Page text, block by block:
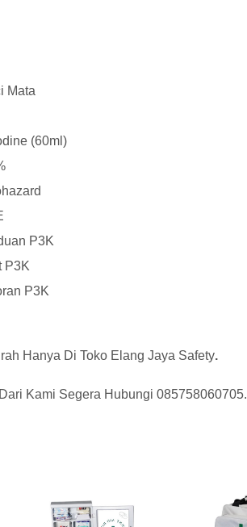
Mata
(60ml)
P3K
P3K
P3K
Hanya Di Toko Elang Jaya Safety.
Kami Segera Hubungi 085758060705.